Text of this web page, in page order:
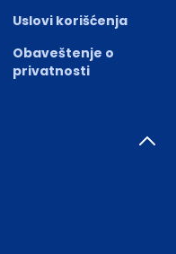
Uslovi korišćenja
Obaveštenje o
privatnosti